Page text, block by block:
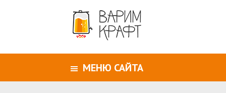
МЕНЮ САЙТА